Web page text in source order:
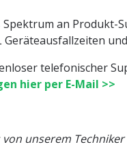
an
telefonischer
hier per E-Mail >>
unserem